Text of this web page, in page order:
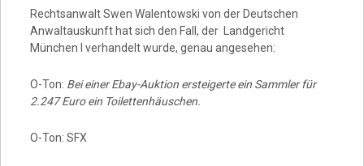
Rechtsanwalt Swen Walentowski von der Deutschen
Anwaltauskunft hat sich den Fall, der Landgericht
München I verhandelt wurde, genau angesehen:
O-Ton: Bei einer Ebay-Auktion ersteigerte ein Sammler für
2.247 Euro ein Toilettenhäuschen.
O-Ton: SFX